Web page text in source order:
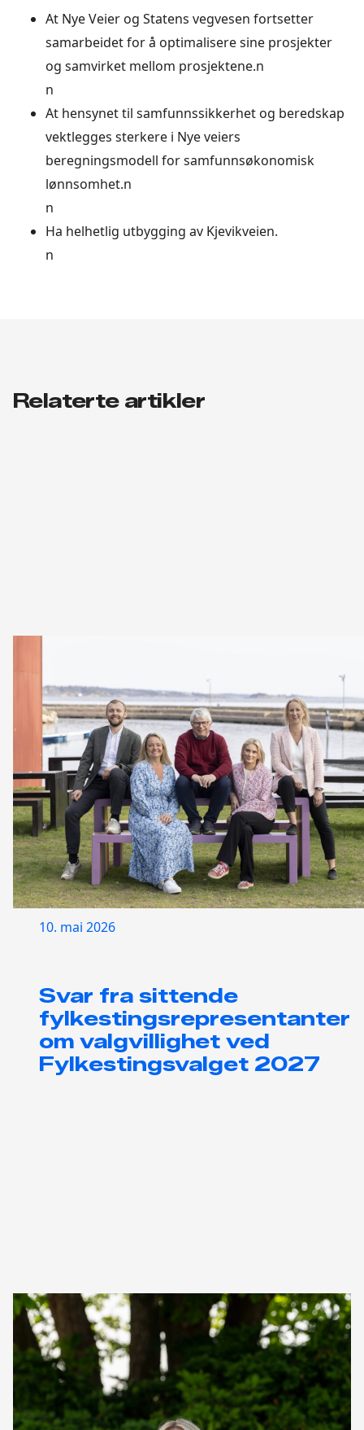
At Nye Veier og Statens vegvesen fortsetter
samarbeidet for å optimalisere sine prosjekter
og samvirket mellom prosjektene.n
n
At hensynet til samfunnssikkerhet og beredskap
vektlegges sterkere i Nye veiers
beregningsmodell for samfunnsøkonomisk
lønnsomhet.n
n
Ha helhetlig utbygging av Kjevikveien.
n
Relaterte artikler
10. mai 2026
Svar fra sittende
fylkestingsrepresentanter
om valgvillighet ved
Fylkestingsvalget 2027